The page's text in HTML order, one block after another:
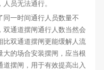
员无法通行。
一时间通行人员数量不
通道摆闸通行人数当然会
比双通道摆闸更能缓解人流
的场合安装摆闸，应当根
摆闸，用于有效提高出入